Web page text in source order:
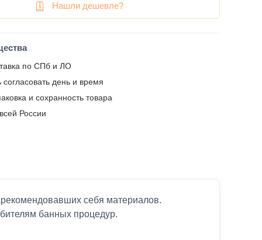
Нашли дешевле?
по СПб и ЛО
согласовать день и время
и сохранность товара
России
себя материалов.
банных процедур.